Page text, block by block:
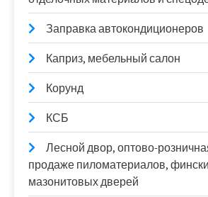
Заправка автокондиционеров
Каприз, мебельный салон
Корунд
КСБ
Лесной двор, оптово-
продаже пиломатериалов,
мазонитовых дверей